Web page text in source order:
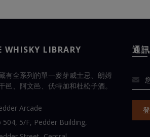
WHISKY LIBRARY
有全系列的單一麥芽威士忌、朗姆
邑、阿文邑、伏特加和杜松子酒。
Arcade
504, 5/F, Pedder Building,
通訊